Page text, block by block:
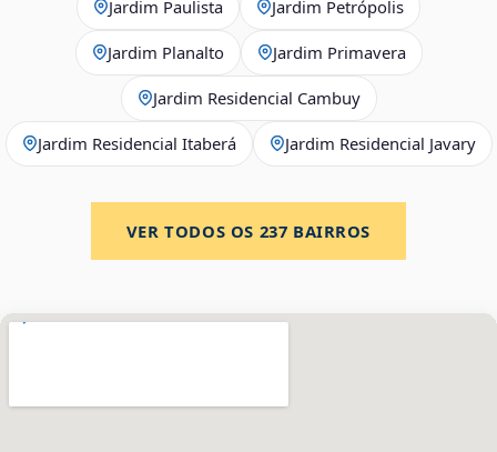
Jardim Paulista Jardim Petrópolis
Jardim Planalto Jardim Primavera
Jardim Residencial Cambuy
Jardim Residencial Itaberá Jardim Residencial Javary
VER TODOS OS 237 BAIRROS